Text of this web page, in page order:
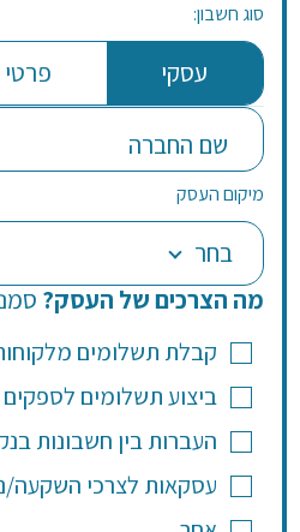
סוג חשבון:
עסקי פרטי
שם החברה
מיקום העסק
בחר
מה הצרכים של העסק?
קבלת תשלומים
ביצוע תשלומים
העברות בין חשבונות
עסקאות לצרכי השקעה/